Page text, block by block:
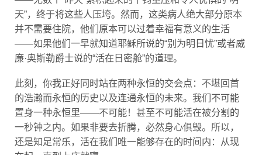
天”，终于将这些人压垮。然而，这类病人绝大部分原本
并不需要住院，他们原本可以过着幸福有意义的生活
——如果他们一早就知道耶稣所说的“别为明日忧”或者威
廉·奥斯勒爵士说的“活在日密舱”的道理。
的浩瀚而永恒的历史以及连通永恒的未来。我们不可能
置身一种永恒里——不可能！甚至不可能活在被分割的
一秒钟之内。如果非要去折腾，必然身心俱毁。所以，
还是知足常乐，活在我们唯一能够存在的时间内：从现
在起，直到上床就寝。